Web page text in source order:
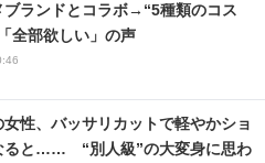
ブランドとコラボ→“5種類のコス
全部欲しい」の声
性、バッサリカットで軽やかショ
ると…… “別人級”の大変身に思わ